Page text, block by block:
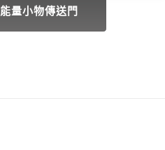
能量小物傳送門